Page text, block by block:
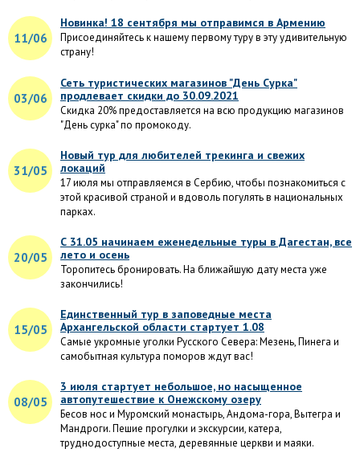
11/06
Новинка! 18 сентября мы отправимся в Армению
Присоединяйтесь к нашему первому туру в эту удивительную
страну!
03/06
Сеть туристических магазинов "День Сурка"
продлевает скидки до 30.09.2021
Скидка 20% предоставляется на всю продукцию магазинов
"День сурка" по промокоду.
31/05
Новый тур для любителей трекинга и свежих
локаций
17 июля мы отправляемся в Сербию, чтобы познакомиться с
этой красивой страной и вдоволь погулять в национальных
парках.
20/05
С 31.05 начинаем еженедельные туры в Дагестан, все
лето и осень
Торопитесь бронировать. На ближайшую дату места уже
закончились!
15/05
Единственный тур в заповедные места
Архангельской области стартует 1.08
Самые укромные уголки Русского Севера: Мезень, Пинега и
самобытная культура поморов ждут вас!
08/05
3 июля стартует небольшое, но насыщенное
автопутешествие к Онежскому озеру
Бесов нос и Муромский монастырь, Андома-гора, Вытегра и
Мандроги. Пешие прогулки и экскурсии, катера,
труднодоступные места, деревянные церкви и маяки.